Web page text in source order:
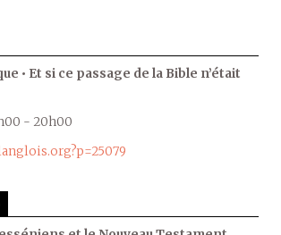
• Et si ce passage de la Bible n’était
- 20h00